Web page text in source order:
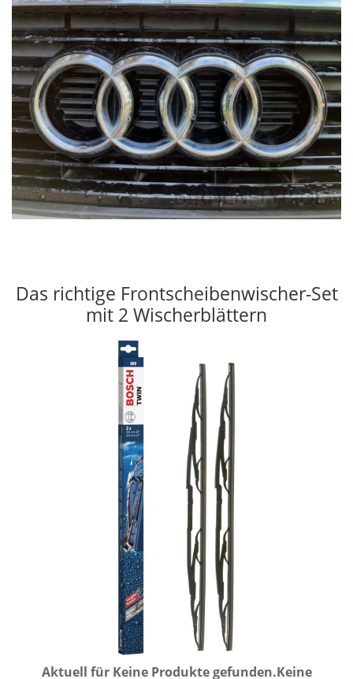
Das richtige Frontscheibenwischer-Set
mit 2 Wischerblättern
Aktuell für Keine Produkte gefunden.Keine